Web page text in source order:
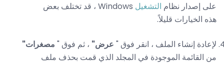
على إصدار نظام التشغيل
Windows ، قد تختلف بعض
هذه الخيارات قليلاً.
لإعادة إنشاء الملف ، انقر فوق " عرض" ، ثم فوق " مصغرات"
من القائمة الموجودة في المجلد الذي قمت بحذف ملف